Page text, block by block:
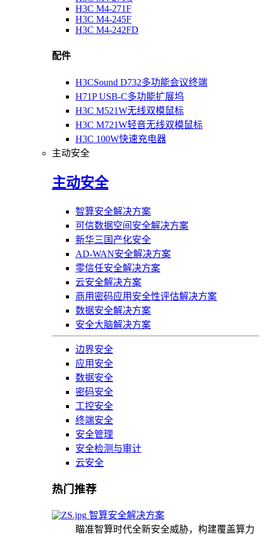
H3C M4-271F
H3C M4-245F
H3C M4-242FD
配件
H3CSound D732多功能会议终端
H71P USB-C多功能扩展坞
H3C M521W无线双模鼠标
H3C M721W轻音无线双模鼠标
H3C 100W快速充电器
主动安全
主动安全
智算安全解决方案
可信数据空间安全解决方案
新华三国产化安全
AD-WAN安全解决方案
零信任安全解决方案
云安全解决方案
商用密码应用安全性评估解决方案
数据安全解决方案
安全大脑解决方案
边界安全
应用安全
数据安全
密码安全
工控安全
终端安全
安全管理
安全检测与审计
云安全
热门推荐
智算安全解决方案
瞄准智算时代全新安全威胁，构建覆盖算力